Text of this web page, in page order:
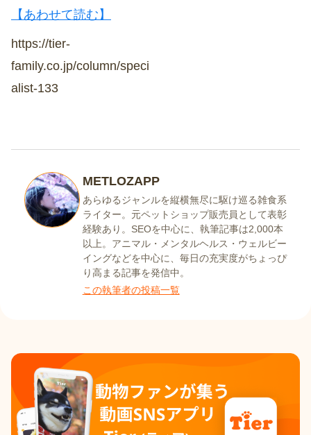
【あわせて読む】
https://tier-
family.co.jp/column/speci
alist-133
METLOZAPP
あらゆるジャンルを縦横無尽に駆け巡る雑食系
ライター。元ペットショップ販売員として表彰
経験あり。SEOを中心に、執筆記事は2,000本
以上。アニマル・メンタルヘルス・ウェルビー
イングなどを中心に、毎日の充実度がちょっぴ
り高まる記事を発信中。
この執筆者の投稿一覧